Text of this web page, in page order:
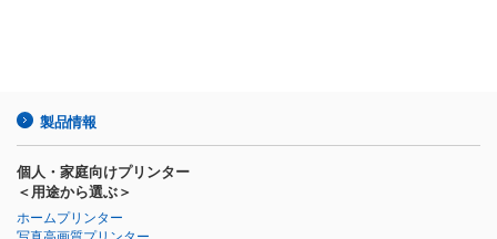
製品情報
個人・家庭向けプリンター
＜用途から選ぶ＞
ホームプリンター